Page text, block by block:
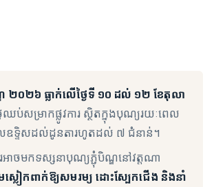
២០២៦ ធ្លាក់លើថ្ងៃទី ១០ ដល់ ១២ ខែតុលា
ឈប់សម្រាកផ្លូវការ ស្ថិតក្នុងបុណ្យរយៈពេល
លឧទ្ទិសដល់ដូនតារហូតដល់ ៧ ជំនាន់។
អាចមកទស្សនាបុណ្យភ្ជុំបិណ្ឌនៅវត្តណា
លៀកពាក់ឱ្យសមរម្យ ដោះស្បែកជើង និងនាំ